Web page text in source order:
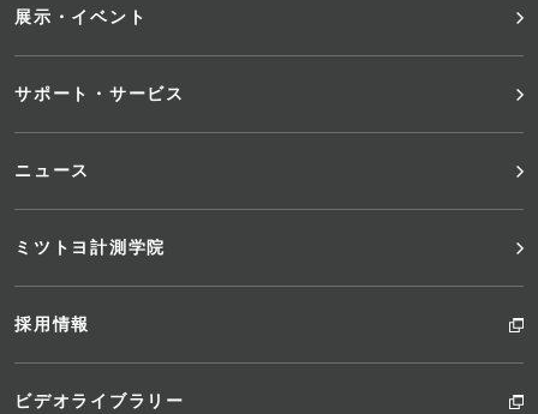
ュ
ー
展示・イベント
サポート・サービス
ニュース
ミツトヨ計測学院
採用情報
ビデオライブラリー